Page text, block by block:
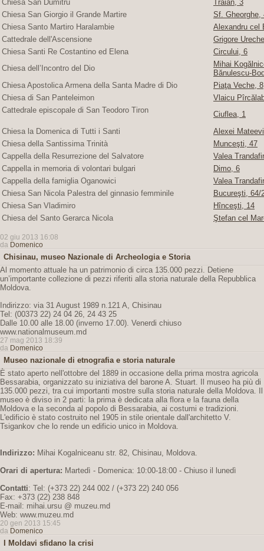
Chiesa San Dumitru
Traian, 3
Chiesa San Giorgio il Grande Martire
Sf. Gheorghe,
Chiesa Santo Martiro Haralambie
Alexandru cel
Cattedrale dell'Ascensione
Grigore
Chiesa Santi Re Costantino ed Elena
Circului, 6
Chiesa dell’Incontro del Dio
Mihai
Bănulescu-
Chiesa Apostolica Armena della Santa Madre di Dio
Piaţa Veche, 8
Chiesa di San Panteleimon
Vlaicu
Cattedrale episcopale di San Teodoro Tiron
Ciuflea, 1
Chiesa la Domenica di Tutti i Santi
Alexei
Chiesa della Santissima Trinità
Munceşti, 47
Cappella della Resurrezione del Salvatore
Valea
Cappella in memoria di volontari bulgari
Dimo, 6
Cappella della famiglia Oganowici
Valea
Chiesa San Nicola Palestra del ginnasio femminile
Bucureşti, 64/
Chiesa San Vladimiro
Hînceşti, 14
Chiesa del Santo Gerarca Nicola
Ştefan cel
02 giu 2013 16:08
da Domenico
Chisinau, museo Nazionale di Archeologia e Storia
Al momento attuale ha un patrimonio di circa 135.000 pezzi. Detiene
un’importante collezione di pezzi riferiti alla storia naturale della Repubblica
Moldova.
Indirizzo: via 31 August 1989 n.121 A, Chisinau
Tel: (00373 22) 24 04 26, 24 43 25
Dalle 10.00 alle 18.00 (inverno 17.00). Venerdi chiuso
www.nationalmuseum.md
27 mag 2013 18:39
da Domenico
Museo nazionale di etnografia e storia naturale
È stato aperto nell'ottobre del 1889 in occasione della prima mostra agricola
Bessarabia, organizzato su iniziativa del barone A. Stuart. Il museo ha più di
135.000 pezzi, tra cui importanti mostre sulla storia naturale della Moldova. Il
museo è diviso in 2 parti: la prima è dedicata alla flora e la fauna della
Moldova e la seconda al popolo di Bessarabia, ai costumi e tradizioni.
L'edificio è stato costruito nel 1905 in stile orientale dall'architetto V.
Tsigankov che lo rende un edificio unico in Moldova.
Indirizzo: Mihai Kogalniceanu str. 82, Chisinau, Moldova.
Orari di apertura: Martedì - Domenica: 10:00-18:00 - Chiuso il lunedì
Contatti: Tel: (+373 22) 244 002 / (+373 22) 240 056
Fax: +373 (22) 238 848
E-mail: mihai.ursu @ muzeu.md
Web: www.muzeu.md
20 gen 2013 15:45
da Domenico
I Moldavi sfidano la crisi